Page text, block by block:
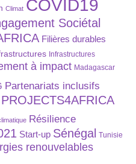
Climat COVID19
Sociétal
Filières durables
Infrastructures
à impact Madagascar
Partenariats inclusifs
PROJECTS4AFRICA
Résilience
Start-up Sénégal Tunisie
renouvelables